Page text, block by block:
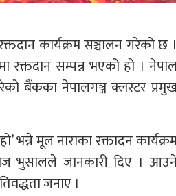
कार्यक्रम सञ्चालन गरेको छ ।
सम्पन्न भएको हो ।
बैंकका नेपालगञ्ज क्लस्टर
भन्ने मूल नाराका रक्तादन
भुसालले जानकारी दिए ।
जनाए ।